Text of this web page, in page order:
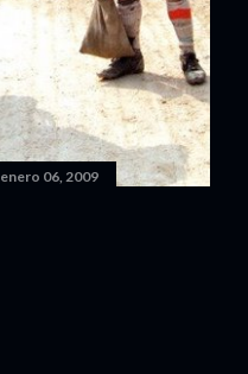
enero 06, 2009